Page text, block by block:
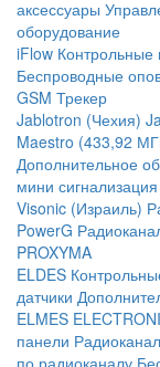
аксессуары
оборудование
iFlow Контрольные
Беспроводные
GSM Трекер
Jablotron (Чехия)
Maestro (433,92
Дополнительное
мини сигнализация
Visonic (Израиль)
PowerG
PROXYMA
ELDES
датчики
ELMES
панели